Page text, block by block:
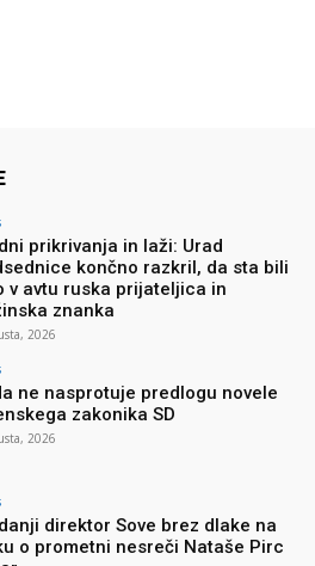
prikrivanja in laži: Urad
končno razkril, da sta bili
v avtu ruska prijateljica in
znanka
2026
ne nasprotuje predlogu novele
zakonika SD
2026
direktor Sove brez dlake na
o prometni nesreči Nataše Pirc